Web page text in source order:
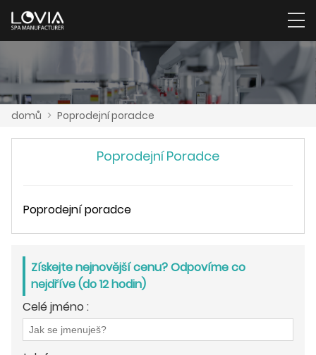
domů > Poprodejní poradce
Poprodejní Poradce
Poprodejní poradce
Získejte nejnovější cenu? Odpovíme co
nejdříve (do 12 hodin)
Celé jméno :